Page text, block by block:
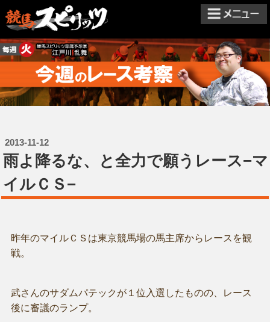
2013-11-12
雨よ降るな、と全力で願うレース−マ
イルＣＳ−
昨年のマイルＣＳは東京競馬場の馬主席からレースを観
戦。
武さんのサダムパテックが１位入選したものの、レース
後に審議のランプ。